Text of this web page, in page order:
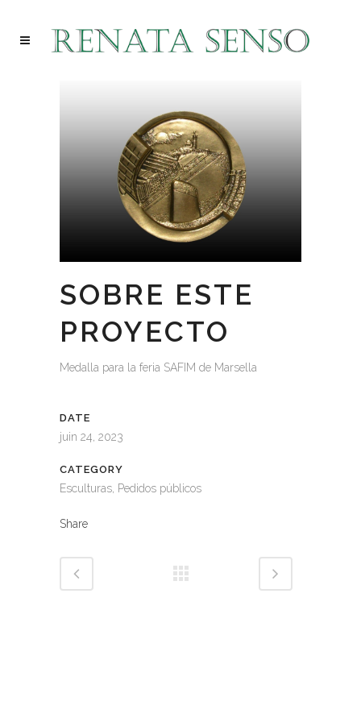
SOBRE ESTE
PROYECTO
Medalla para la feria SAFIM de Marsella
DATE
juin 24, 2023
CATEGORY
Esculturas, Pedidos públicos
Share